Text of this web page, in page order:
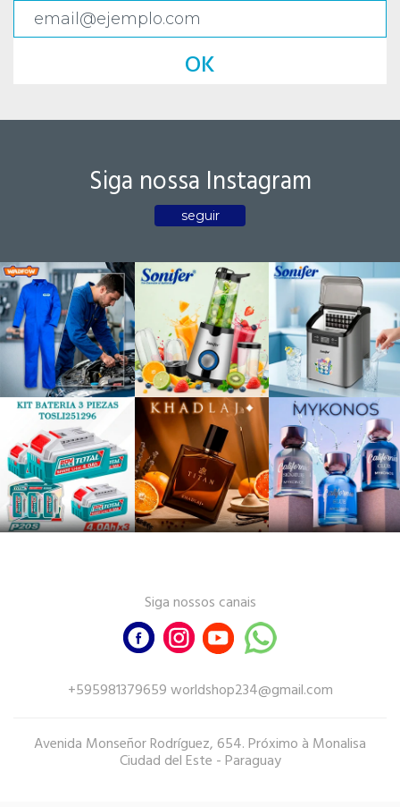
OK
Siga nossa Instagram
seguir
Siga nossos canais
+595981379659 worldshop234@gmail.com
Avenida Monseñor Rodríguez, 654. Próximo à Monalisa
Ciudad del Este - Paraguay